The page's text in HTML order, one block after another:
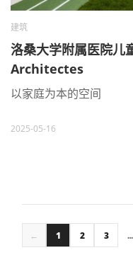
建筑
洛桑大学附属医院
Architectes
以家庭为本的空间
2025-05-16
← 1 2 3 ...